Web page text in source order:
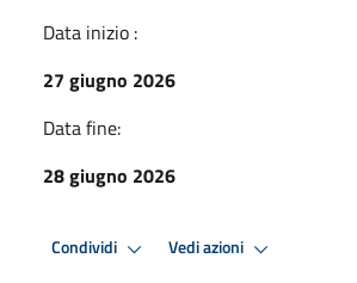
Data inizio :
27 giugno 2026
Data fine:
28 giugno 2026
Condividi Vedi azioni